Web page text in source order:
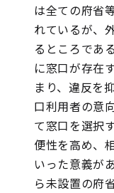
は全ての府省
れているが、
るところであ
に窓口が存在
まり、違反を
口利用者の意
て窓口を選択
便性を高め、
いった意義が
ら未設置の府